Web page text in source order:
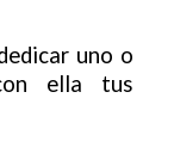
uno o
ella tus